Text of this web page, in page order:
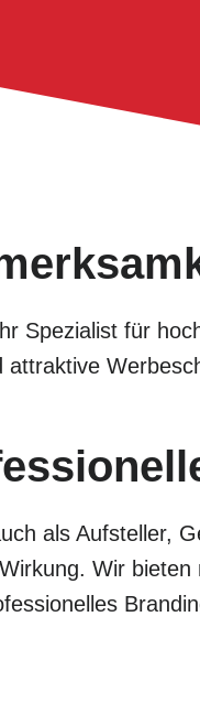
Spezialist für
attraktive
als Aufsteller,
Wir